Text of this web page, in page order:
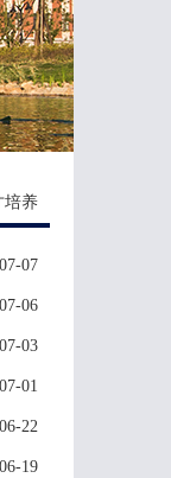
培养
07
06
03
01
22
19